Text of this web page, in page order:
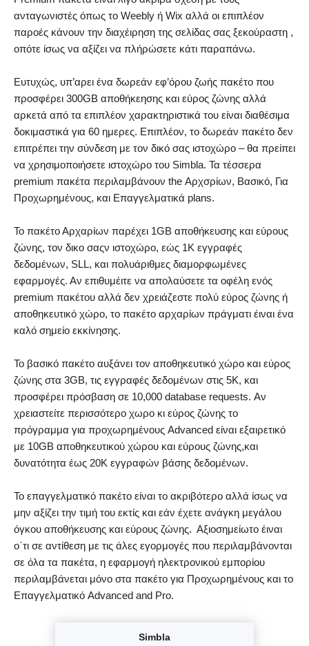
ανταγωνιστές όπως το Weebly ή Wix αλλά οι επιπλέον
παροές κάνουν την διαχέιρηση της σελίδας σας ξεκούραστη ,
οπότε ίσως να αξίζει να πλήρώσετε κάτι παραπάνω.
Ευτυχώς, υπ’αρει ένα δωρεάν εφ’όρου ζωής πακέτο που
προσφέρει 300GB αποθήκεησης και εύρος ζώνης αλλά
αρκετά από τα επιπλέον χαρακτηριστικά του είναι διαθέσιμα
δοκιμαστικά για 60 ημερες. Επιπλέον, το δωρεάν πακέτο δεν
επιτρέπει την σύνδεση με τον δικό σας ιστοχώρο – θα πρείπει
να χρησιμοποιήσετε ιστοχώρο του Simbla. Τα τέσσερα
premium πακέτα περιλαμβάνουν the Αρχσρίων, Βασικό, Για
Προχωρημένους, και Επαγγελματικά plans.
Το πακέτο Αρχαρίων παρέχει 1GB αποθήκευσης και εύρους
ζώνης, τον δικο σαςν ιστοχώρο, εώς 1K εγγραφές
δεδομένων, SLL, και πολυάριθμες διαμορφωμένες
εφαρμογές. Αν επιθυμέιτε να απολαύσετε τα οφέλη ενός
premium πακέτου αλλά δεν χρειάζεστε πολύ εύρος ζώνης ή
αποθηκευτικό χώρο, το πακέτο αρχαρίων πράγματι έιναι ένα
καλό σημείο εκκίνησης.
Το βασικό πακέτο αυξάνει τον αποθηκευτικό χώρο και εύρος
ζώνης στα 3GB, τις εγγραφές δεδομένων στις 5K, και
προσφέρει πρόσβαση σε 10,000 database requests. Αν
χρειαστείτε περισσότερο χωρο κι εύρος ζώνης το
πρόγραμμα για προχωρημένους Advanced είναι εξαιρετικό
με 10GB αποθηκευτικού χώρου και εύρους ζώνης,και
δυνατότητα έως 20K εγγραφών βάσης δεδομένων.
Το επαγγελματικό πακέτο είναι το ακριβότερο αλλά ίσως να
μην αξίζει την τιμή του εκτίς και εάν έχετε ανάγκη μεγάλου
όγκου αποθήκευσης και εύρους ζώνης. Αξιοσημείωτο έιναι
ο΄τι σε αντίθεση με τις άλες εγορμογές που περιλαμβάνονται
σε όλα τα πακέτα, η εφαρμογή ηλεκτρονικού εμπορίου
περιλαμβάνεται μόνο στα πακέτο για Προχωρημένους και το
Επαγγελματικό Advanced and Pro.
Simbla